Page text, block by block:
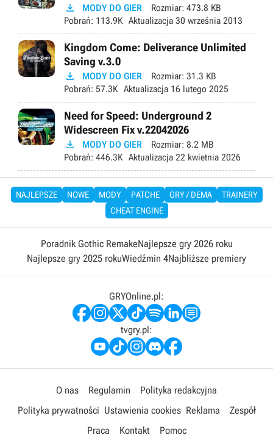
 MODY DO GIER Rozmiar: 473.8 KB
Pobrań: 113.9K Aktualizacja 30 września 2013
Kingdom Come: Deliverance Unlimited
Saving v.3.0
 MODY DO GIER Rozmiar: 31.3 KB
Pobrań: 57.3K Aktualizacja 16 lutego 2025
Need for Speed: Underground 2
Widescreen Fix v.22042026
 MODY DO GIER Rozmiar: 8.2 MB
Pobrań: 446.3K Aktualizacja 22 kwietnia 2026
NAJLEPSZE NOWE MODY PATCHE GRY / DEMA
TRAINERY
CHEAT ENGINE
Poradnik Gothic RemakeNajlepsze gry 2026 roku
Najlepsze gry 2025 rokuWiedźmin 4Najbliższe premiery
GRYOnline.pl:
tvgry.pl:
O nas Regulamin
Polityka redakcyjna
Polityka prywatności Ustawienia cookies Reklama
Zespół
Praca
Kontakt Pomoc